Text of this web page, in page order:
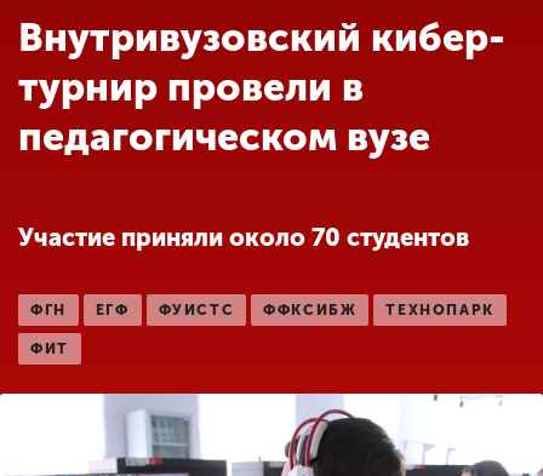
Абитуриенту
Обучение
Наука
Международная
Другие виды
деятельности
Внутривузовский кибер-
турнир провели в
педагогическом вузе
Участие приняли около 70 студентов
ФГН ЕГФ ФУИСТС ФФКСИБЖ ТЕХНОПАРК
ФИТ